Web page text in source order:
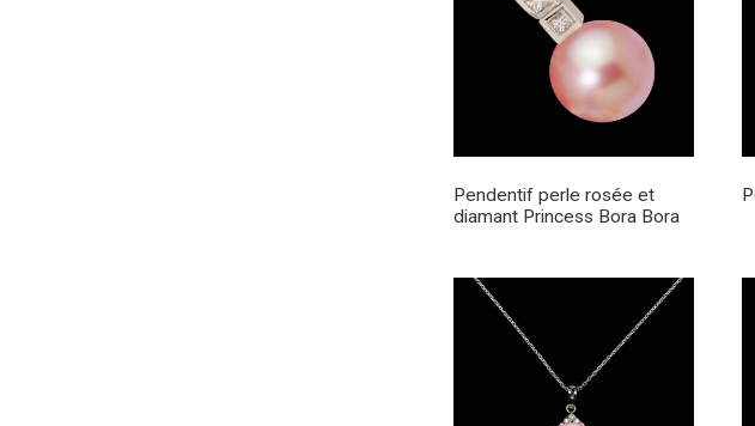
Pendentif perle rosée et
diamant Princess Bora Bora